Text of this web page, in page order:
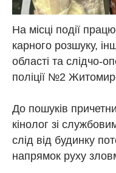
На місці події
карного розшуку,
області та слідчо-
поліції №2
До пошуків
кінолог зі
слід від будинку
напрямок руху